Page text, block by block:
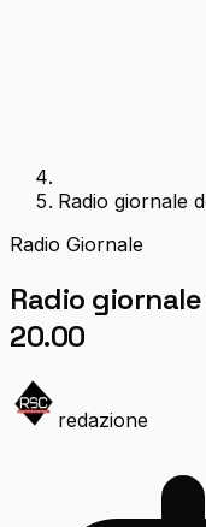
Radio giornale
Radio Giornale
Radio
20.00
redazione